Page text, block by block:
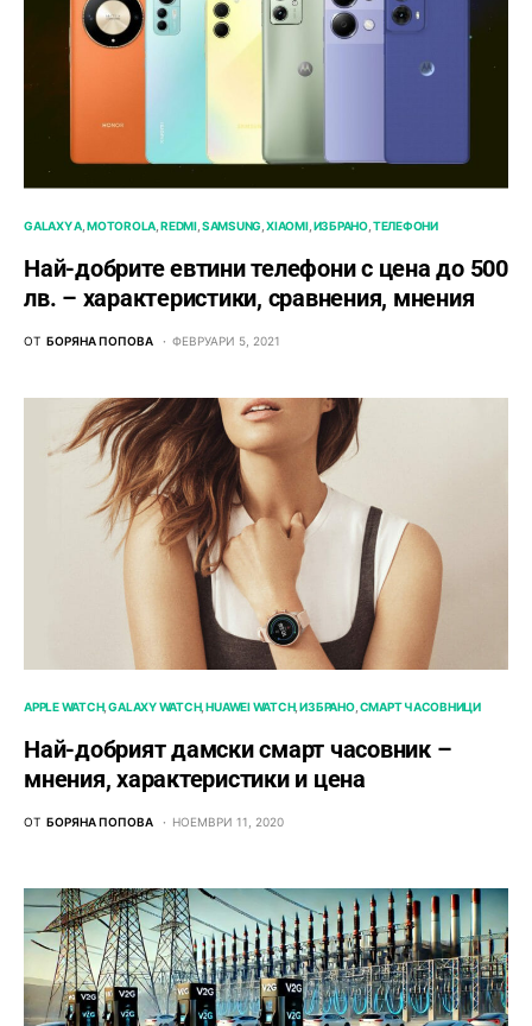
GALAXY A MOTOROLA REDMI SAMSUNG XIAOMI ИЗБРАНО ТЕЛЕФОНИ
Най-добрите евтини телефони с ценa до 500
лв. – характeристики, сравнения, мнения
ОТ БОРЯНА ПОПОВА ФЕВРУАРИ 5, 2021
APPLE WATCH GALAXY WATCH HUAWEI WATCH ИЗБРАНО СМАРТ ЧАСОВНИЦИ
Най-добрият дамски смарт часовник –
мнения, характеристики и цена
ОТ БОРЯНА ПОПОВА НОЕМВРИ 11, 2020